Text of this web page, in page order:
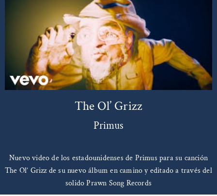
The Ol’ Grizz
Primus
Nuevo video de los estadounidenses de Primus para su canción
The Ol’ Grizz de su nuevo álbum en camino y editado a través del
solido Prawn Song Records